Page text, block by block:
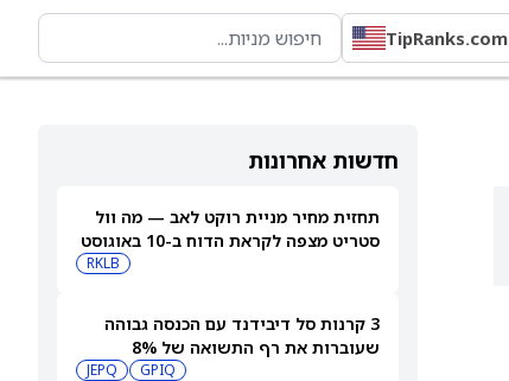
TipRanks.com
חדשות אחרונות
תחזית מחיר מניית רוקט לאב — מה וול
סטריט מצפה לקראת הדוח ב-10 באוגוסט
RKLB
3 קרנות סל דיבידנד עם הכנסה גבוהה
שעוברות את רף התשואה של 8%
GPIQ
JEPQ